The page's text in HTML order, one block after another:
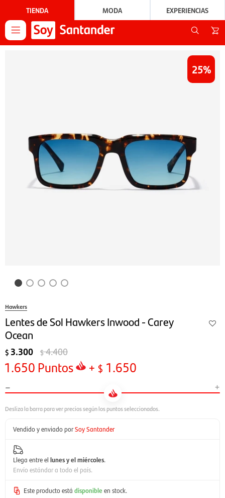
TIENDA MODA EXPERIENCIAS

25
Hawkers
Lentes de Sol Hawkers Inwood - Carey
Ocean
$ 3.300 $4.400
1.650 Puntos + $ 1.650
- +
Vendido y enviado porSoy Santander
Llega entre el lunes y el miércoles.
Envío estándar a todo el país.
Este producto está disponible en stock.